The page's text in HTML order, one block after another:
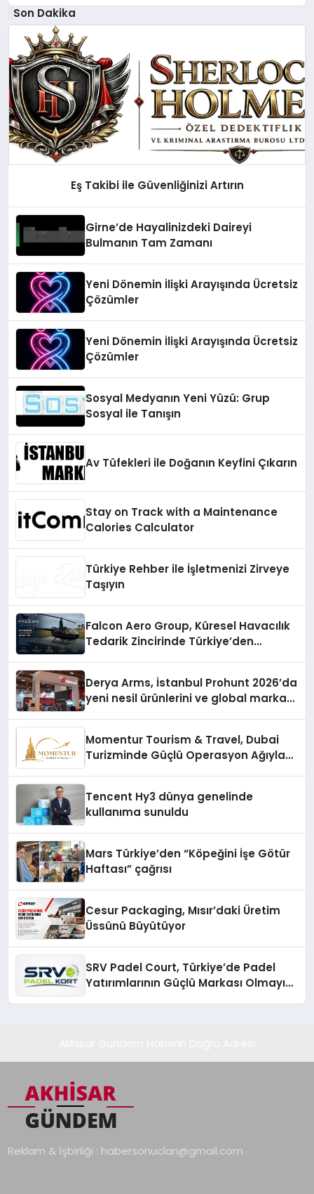
Son Dakika
Eş Takibi ile Güvenliğinizi Artırın
Girne’de Hayalinizdeki Daireyi
Bulmanın Tam Zamanı
Yeni Dönemin İlişki Arayışında Ücretsiz
Çözümler
Yeni Dönemin İlişki Arayışında Ücretsiz
Çözümler
Sosyal Medyanın Yeni Yüzü: Grup
Sosyal ile Tanışın
Av Tüfekleri ile Doğanın Keyfini Çıkarın
Stay on Track with a Maintenance
Calories Calculator
Türkiye Rehber ile İşletmenizi Zirveye
Taşıyın
Falcon Aero Group, Küresel Havacılık
Tedarik Zincirinde Türkiye’den
Derya Arms, İstanbul Prohunt 2026’da
yeni nesil ürünlerini ve global marka
Momentur Tourism & Travel, Dubai
Turizminde Güçlü Operasyon Ağıyla
Tencent Hy3 dünya genelinde
kullanıma sunuldu
Mars Türkiye’den “Köpeğini İşe Götür
Haftası” çağrısı
Cesur Packaging, Mısır’daki Üretim
Üssünü Büyütüyor
SRV Padel Court, Türkiye’de Padel
Yatırımlarının Güçlü Markası Olmayı
Reklam & İşbirliği : habersonuclari@gmail.com